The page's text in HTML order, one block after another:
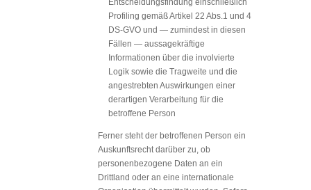
Profiling gemäß Artikel 22 Abs.1 und 4
DS-GVO und — zumindest in diesen
Fällen — aussagekräftige
Informationen über die involvierte
Logik sowie die Tragweite und die
angestrebten Auswirkungen einer
derartigen Verarbeitung für die
betroffene Person
Ferner steht der betroffenen Person ein
Auskunftsrecht darüber zu, ob
personenbezogene Daten an ein
Drittland oder an eine internationale